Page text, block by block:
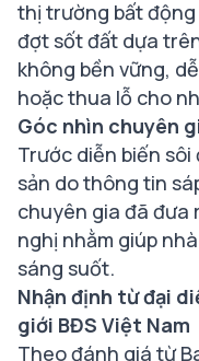
thị trường bất động
đợt sốt đất dựa
không bền vững,
hoặc thua lỗ cho
Góc nhìn chuyên
Trước diễn biến
sản do thông tin
chuyên gia đã đưa
nghị nhằm giúp
sáng suốt.
Nhận định từ đại
giới BĐS Việt Nam
Theo đánh giá từ